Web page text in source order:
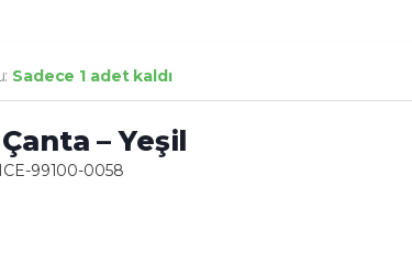
Sadece 1 adet kaldı
– Yeşil
99100-0058